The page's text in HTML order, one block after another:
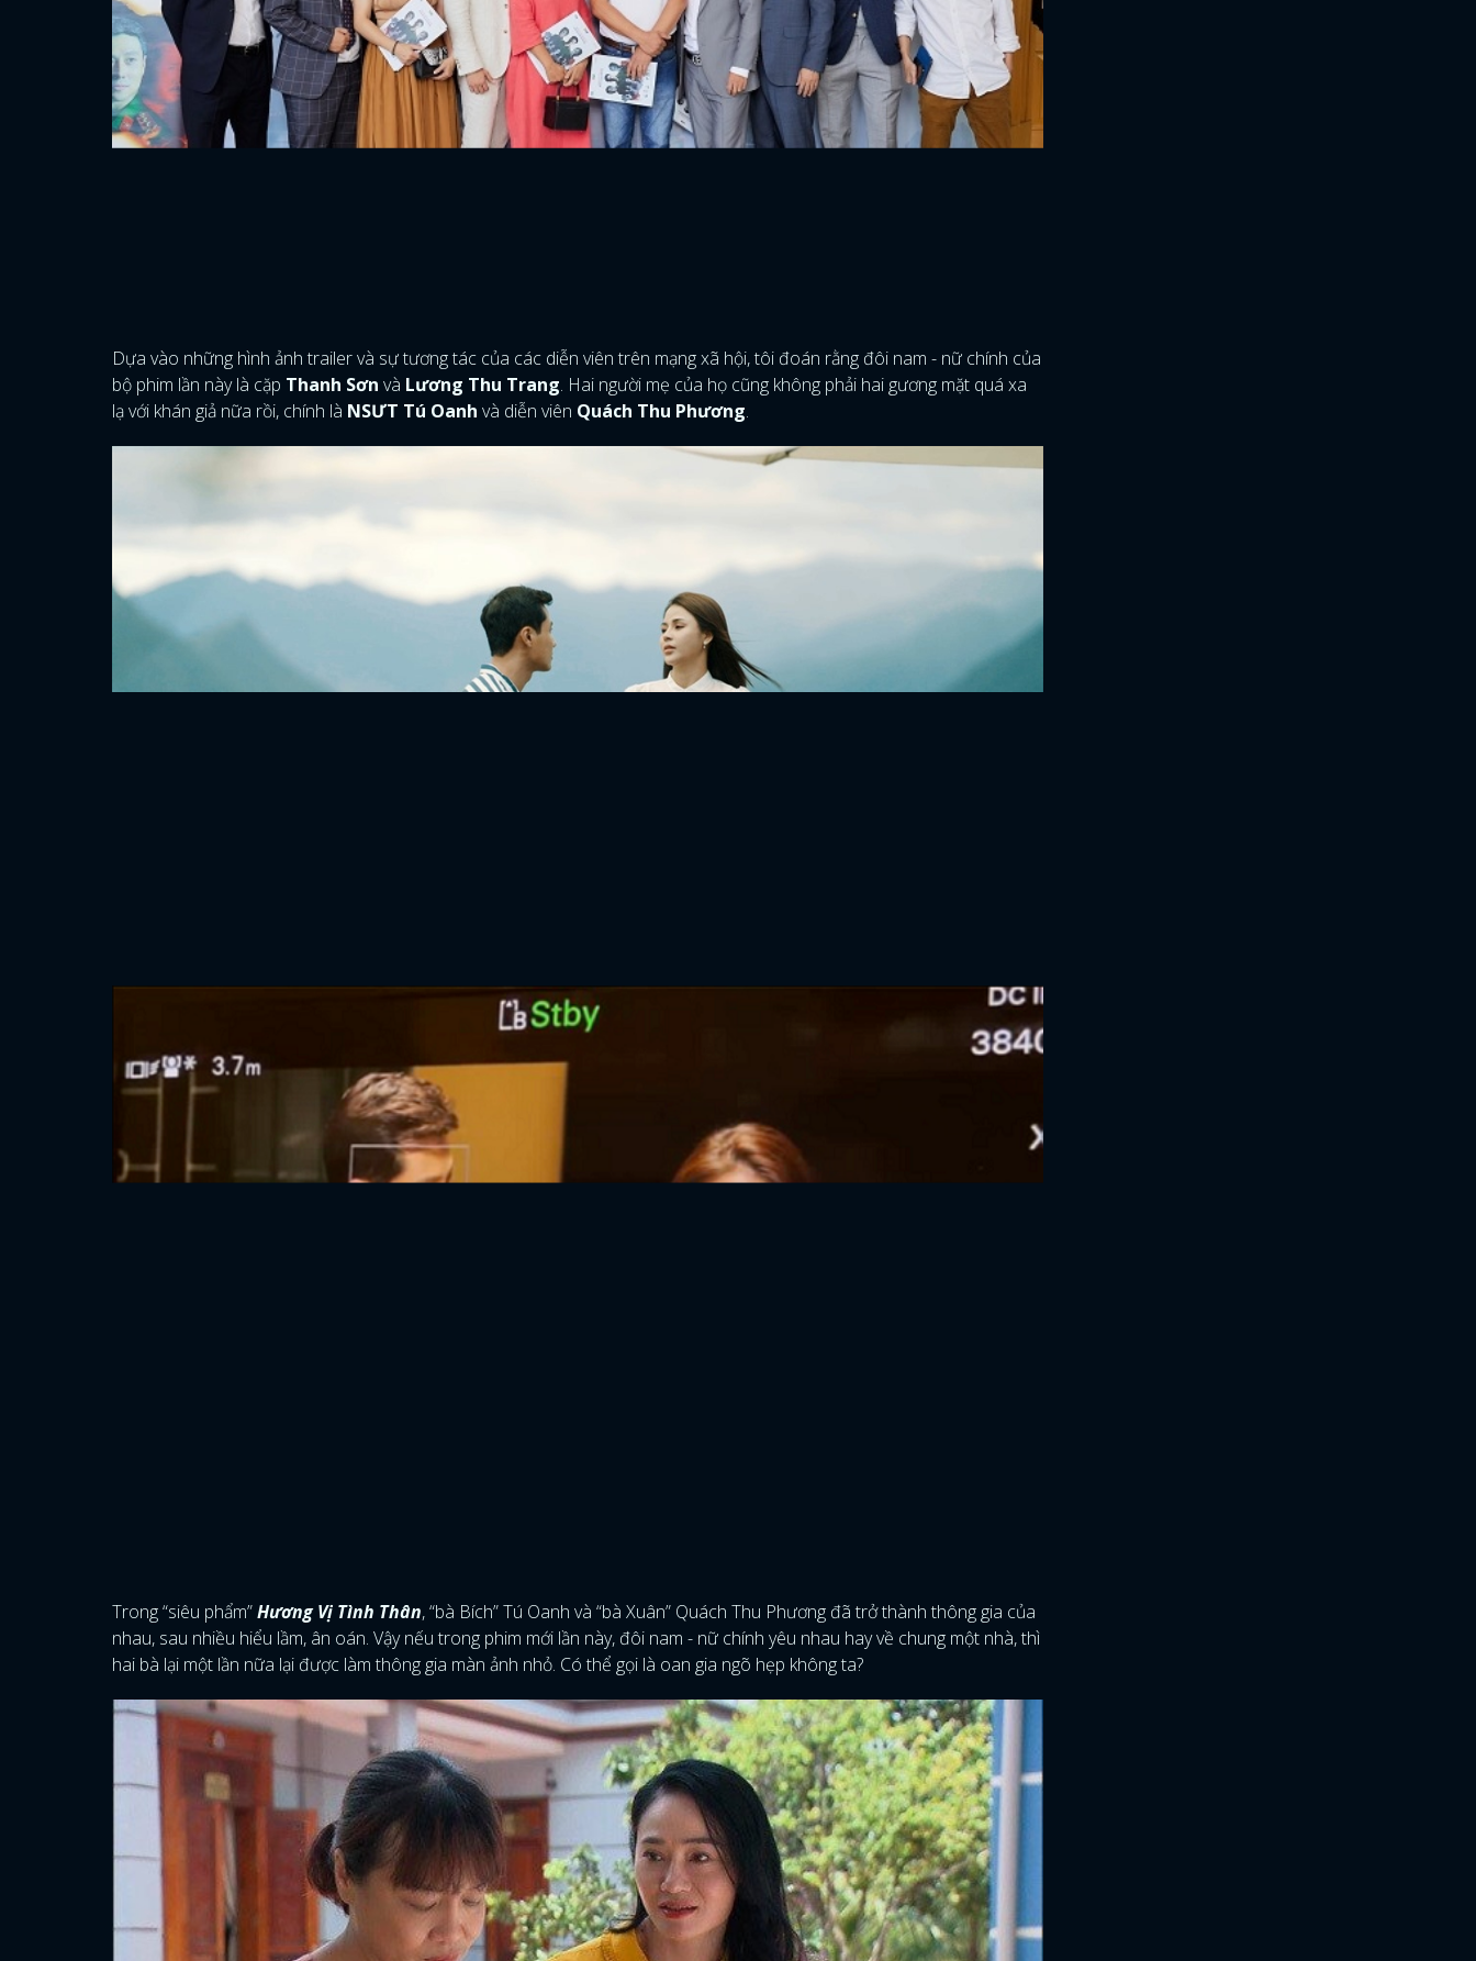
ĐĂNG NHẬP
Dựa vào những hình ảnh trailer và sự tương tác của các diễn viên trên mạng xã hội, tôi đoán rằng đôi nam - nữ chính của
bộ phim lần này là cặp Thanh Sơn và Lương Thu Trang. Hai người mẹ của họ cũng không phải hai gương mặt quá xa
lạ với khán giả nữa rồi, chính là NSƯT Tú Oanh và diễn viên Quách Thu Phương.
Trong “siêu phẩm”Hương Vị Tình Thân, “bà Bích” Tú Oanh và “bà Xuân” Quách Thu Phương đã trở thành thông gia của
nhau, sau nhiều hiểu lầm, ân oán. Vậy nếu trong phim mới lần này, đôi nam - nữ chính yêu nhau hay về chung một nhà, thì
hai bà lại một lần nữa lại được làm thông gia màn ảnh nhỏ. Có thể gọi là oan gia ngõ hẹp không ta?